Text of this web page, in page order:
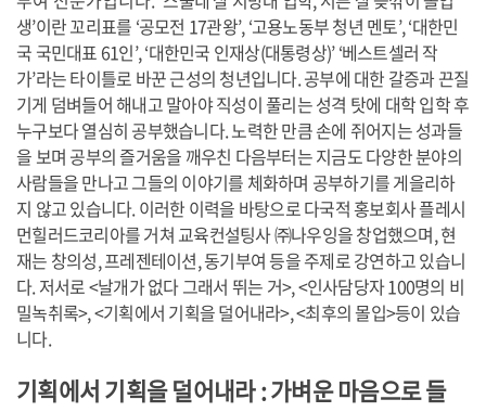
생’이란 꼬리표를 ‘공모전 17관왕’, ‘고용노동부 청년 멘토’, ‘대한민
국 국민대표 61인’, ‘대한민국 인재상(대통령상)’ ‘베스트셀러 작
가’라는 타이틀로 바꾼 근성의 청년입니다. 공부에 대한 갈증과 끈질
기게 덤벼들어 해내고 말아야 직성이 풀리는 성격 탓에 대학 입학 후
누구보다 열심히 공부했습니다. 노력한 만큼 손에 쥐어지는 성과들
을 보며 공부의 즐거움을 깨우친 다음부터는 지금도 다양한 분야의
사람들을 만나고 그들의 이야기를 체화하며 공부하기를 게을리하
지 않고 있습니다. 이러한 이력을 바탕으로 다국적 홍보회사 플레시
먼힐러드코리아를 거쳐 교육컨설팅사 ㈜나우잉을 창업했으며, 현
재는 창의성, 프레젠테이션, 동기부여 등을 주제로 강연하고 있습니
다. 저서로 <날개가 없다 그래서 뛰는 거>, <인사담당자 100명의 비
밀녹취록>, <기획에서 기획을 덜어내라>, <최후의 몰입>등이 있습
니다.
기획에서 기획을 덜어내라 : 가벼운 마음으로 들